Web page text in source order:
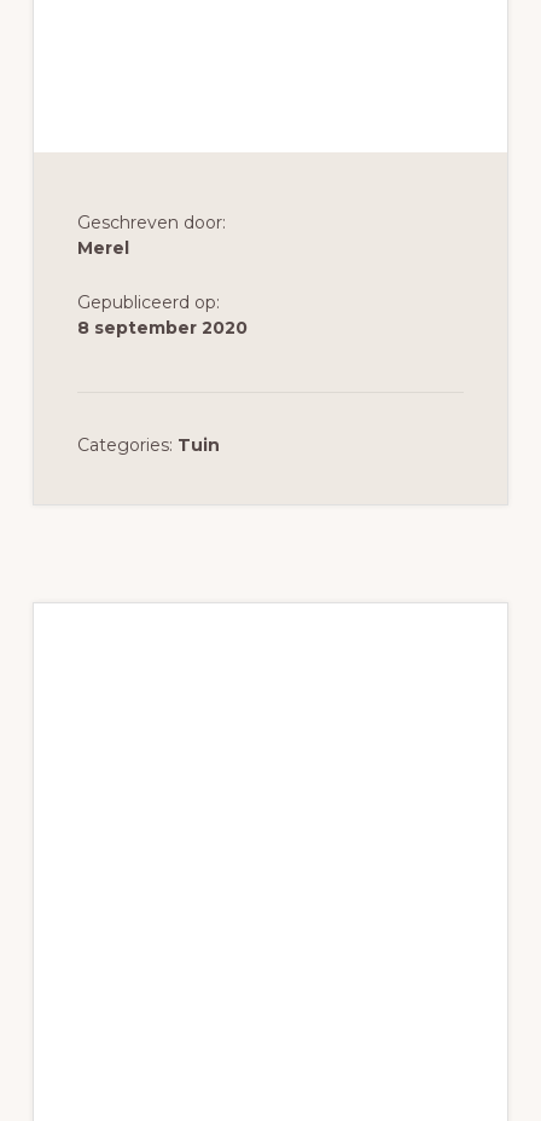
Geschreven door:
Merel
Gepubliceerd op:
8 september 2020
Categories: Tuin